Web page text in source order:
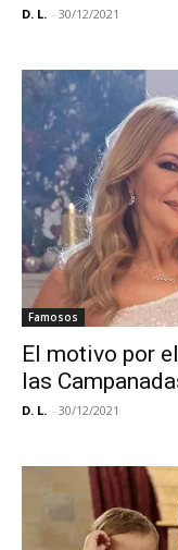
D. L. - 30/12/2021
Famosos
El motivo por
las
D. L. - 30/12/2021